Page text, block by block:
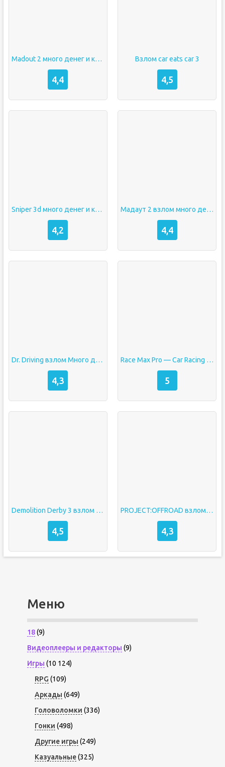
Madout 2 много денег и кристаллов
4,4
Взлом car eats car 3
4,5
Sniper 3d много денег и кристаллов
4,2
Мадаут 2 взлом много денег
4,4
Dr. Driving взлом Много денег
4,3
Race Max Pro — Car Racing взлом Много денег
5
Demolition Derby 3 взлом много денег
4,5
PROJECT:OFFROAD взлом Много денег
4,3
Меню
18(9)
Видеоплееры и редакторы (9)
Игры (10 124)
RPG (109)
Аркады (649)
Головоломки (336)
Гонки (498)
Другие игры (249)
Казуальные(325)